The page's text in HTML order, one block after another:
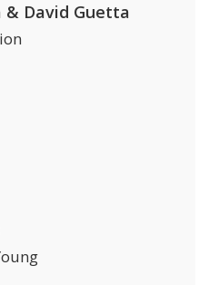
& David Guetta